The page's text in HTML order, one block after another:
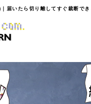
届いたら切り離してすぐ裁断で